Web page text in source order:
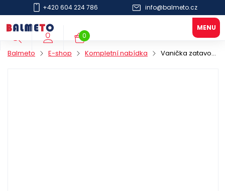
+420 604 224 786 info@balmeto.cz
0
Balmeto E-shop Kompletní nabídka Vanička zatavovací PP 227x178/40mm 2D černá COLT odlamovací / M